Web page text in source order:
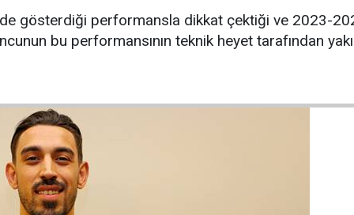
gösterdiği performansla dikkat çektiği ve 2023-
bu performansının teknik heyet tarafından